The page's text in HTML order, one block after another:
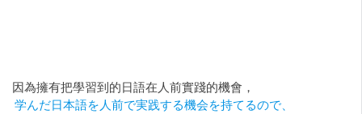
因為擁有把學習到的日語在人前實踐的機會，
学んだ日本語を人前で実践する機会を持てるので、